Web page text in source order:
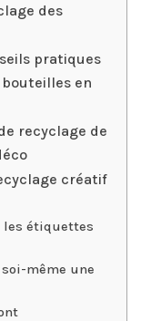
des
pratiques
en
recyclage de
créatif
les étiquettes
même une